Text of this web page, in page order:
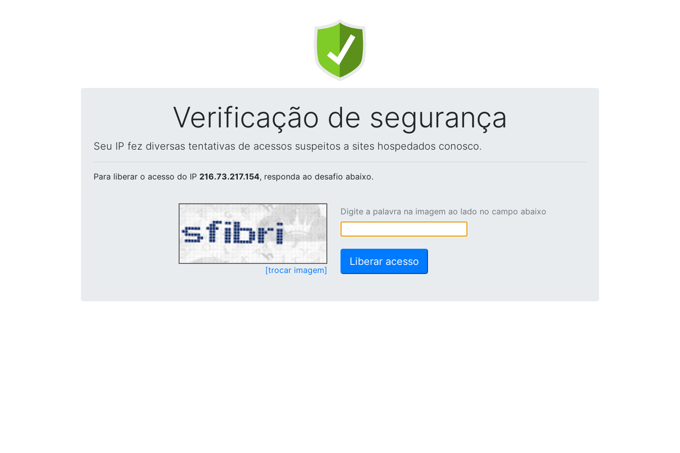
Verificação de segurança
Seu IP fez diversas tentativas de acessos suspeitos a sites hospedados conosco.
Para liberar o acesso do IP 216.73.217.154, responda ao desafio abaixo.
[trocar imagem]
Digite a palavra na imagem ao lado no campo abaixo